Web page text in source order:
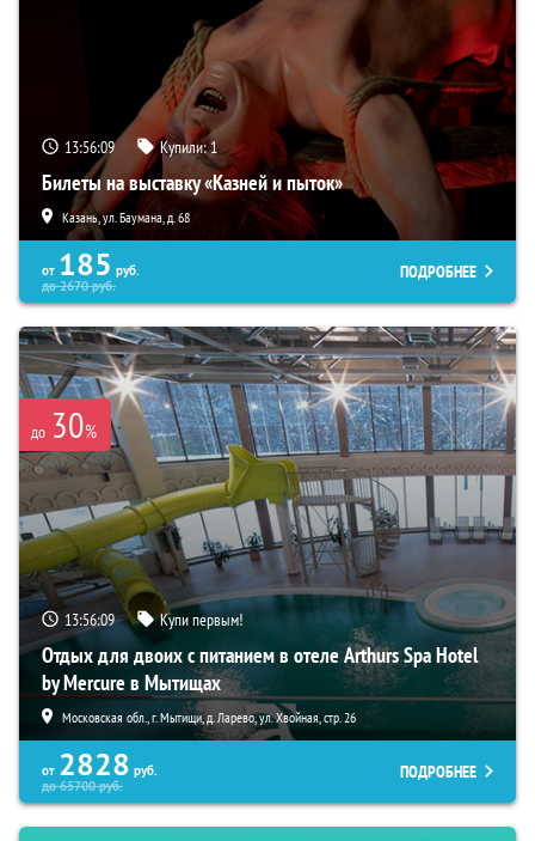
13:56:08 Купили:1
Билеты на выставку «Казней и пыток»
Казань, ул. Баумана, д. 68
от 185 руб.
до2670руб.
ПОДРОБНЕЕ
до 30%
13:56:08 Купи первым!
Отдых для двоих с питанием в отеле Arthurs Spa Hotel
by Mercure в Мытищах
Московская обл., г. Мытищи, д. Ларево, ул. Хвойная, стр. 26
от 2828 руб.
до65700руб.
ПОДРОБНЕЕ